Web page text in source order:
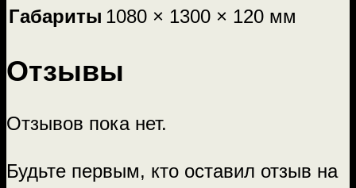
Габариты 1080 × 1300 × 120 мм
Отзывы
Отзывов пока нет.
Будьте первым, кто оставил отзыв на